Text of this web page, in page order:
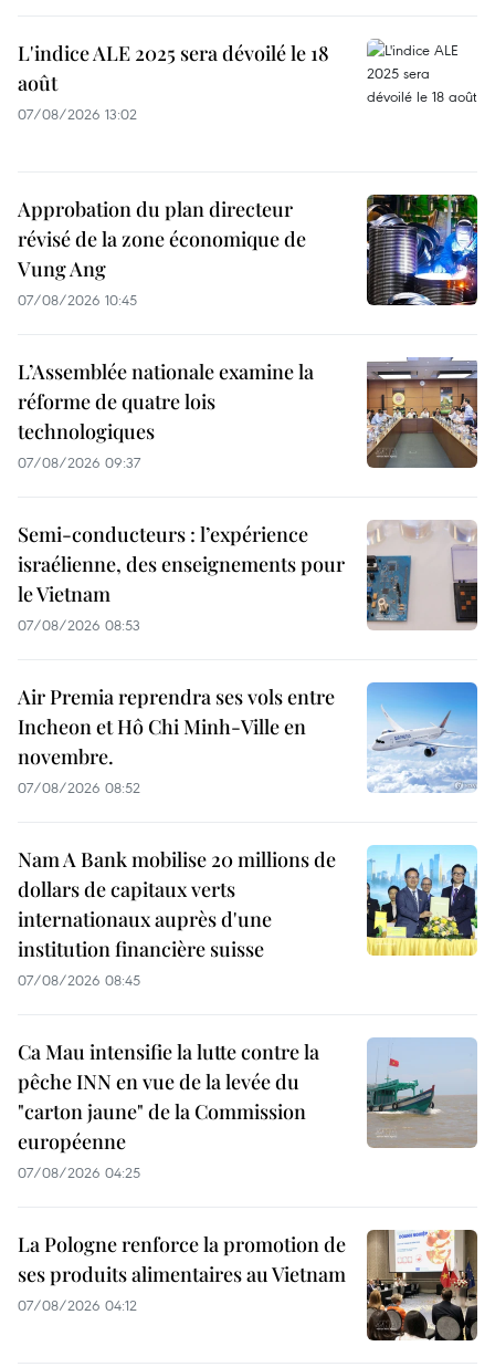
L'indice ALE 2025 sera dévoilé le 18
août
07/08/2026 13:02
Approbation du plan directeur
révisé de la zone économique de
Vung Ang
07/08/2026 10:45
L’Assemblée nationale examine la
réforme de quatre lois
technologiques
07/08/2026 09:37
Semi-conducteurs : l’expérience
israélienne, des enseignements pour
le Vietnam
07/08/2026 08:53
Air Premia reprendra ses vols entre
Incheon et Hô Chi Minh-Ville en
novembre.
07/08/2026 08:52
Nam A Bank mobilise 20 millions de
dollars de capitaux verts
internationaux auprès d'une
institution financière suisse
07/08/2026 08:45
Ca Mau intensifie la lutte contre la
pêche INN en vue de la levée du
"carton jaune" de la Commission
européenne
07/08/2026 04:25
La Pologne renforce la promotion de
ses produits alimentaires au Vietnam
07/08/2026 04:12